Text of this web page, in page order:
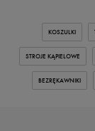
KOSZULKI
STROJE KĄPIELOWE
BEZRĘKAWNIKI